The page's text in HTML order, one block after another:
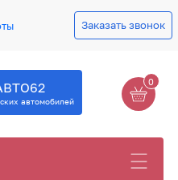
Заказать звонок
автомобилей
0